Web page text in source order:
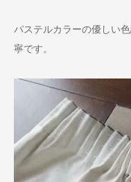
パステルカラーの優しい
寧です。